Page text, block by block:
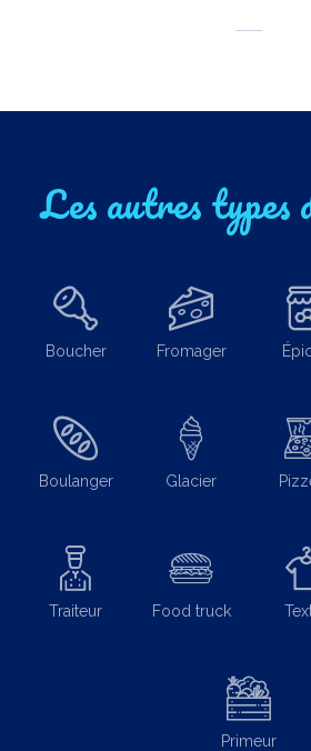
Les autres types
Boucher Fromager
Boulanger Glacier
Traiteur Food truck
Primeur